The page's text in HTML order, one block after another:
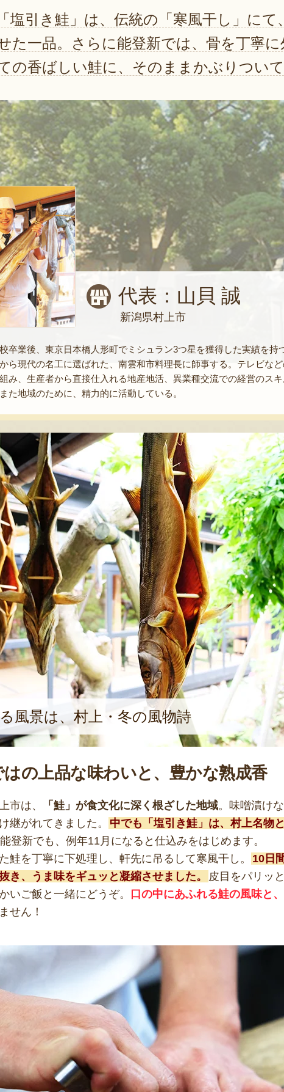
塩引き鮭」は、伝統の「寒風干し」にて
た一品。さらに能登新では、骨を丁寧に
の香ばしい鮭に、そのままかぶりついて
代表：山貝 誠
新潟県村上市
卒業後、東京日本橋人形町でミシュラン3つ星を獲得した実績を
ら現代の名工に選ばれた、南雲和市料理長に師事する。テレビな
み、生産者から直接仕入れる地産地活、異業種交流での経営のス
た地域のために、精力的に活動している。
風景は、村上・冬の風物詩
の上品な味わいと、豊かな熟成香
市は、 「鮭」が食文化に深く根ざした地域。味噌漬け
継がれてきました。
中でも「塩引き鮭」は、村上名物
登新でも、例年11月になると仕込みをはじめます。
鮭を丁寧に下処理し、軒先に吊るして寒風干し。
10日
き、うま味をギュッと凝縮させました。
皮目をパリッ
いご飯と一緒にどうぞ。
口の中にあふれる鮭の風味と
せん！